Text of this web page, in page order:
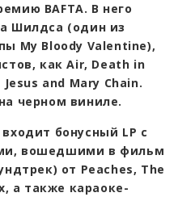
BAFTA. В него
Шилдса (один из
My Bloody Valentine),
как Air, Death in
and Mary Chain.
черном виниле.
бонусный LP с
вошедшими в фильм
от Peaches, The
а также караоке-